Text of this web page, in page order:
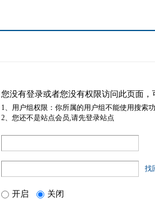
您没有登录或者您没有权限访问此页面
1、用户组权限：你所属的用户组不能使用搜索
2、您还不是站点会员,请先登录站点
找
开启 关闭